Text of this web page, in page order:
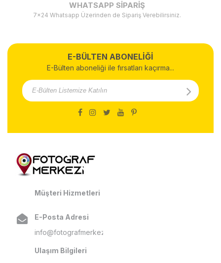
WHATSAPP SİPARİŞ
7x24 Whatsapp Üzerinden de Sipariş Verebilirsiniz.
E-BÜLTEN ABONELİĞİ
E-Bülten aboneliği ile fırsatları kaçırma...
Müşteri Hizmetleri
E-Posta Adresi
info@fotografmerkezi.com
Ulaşım Bilgileri